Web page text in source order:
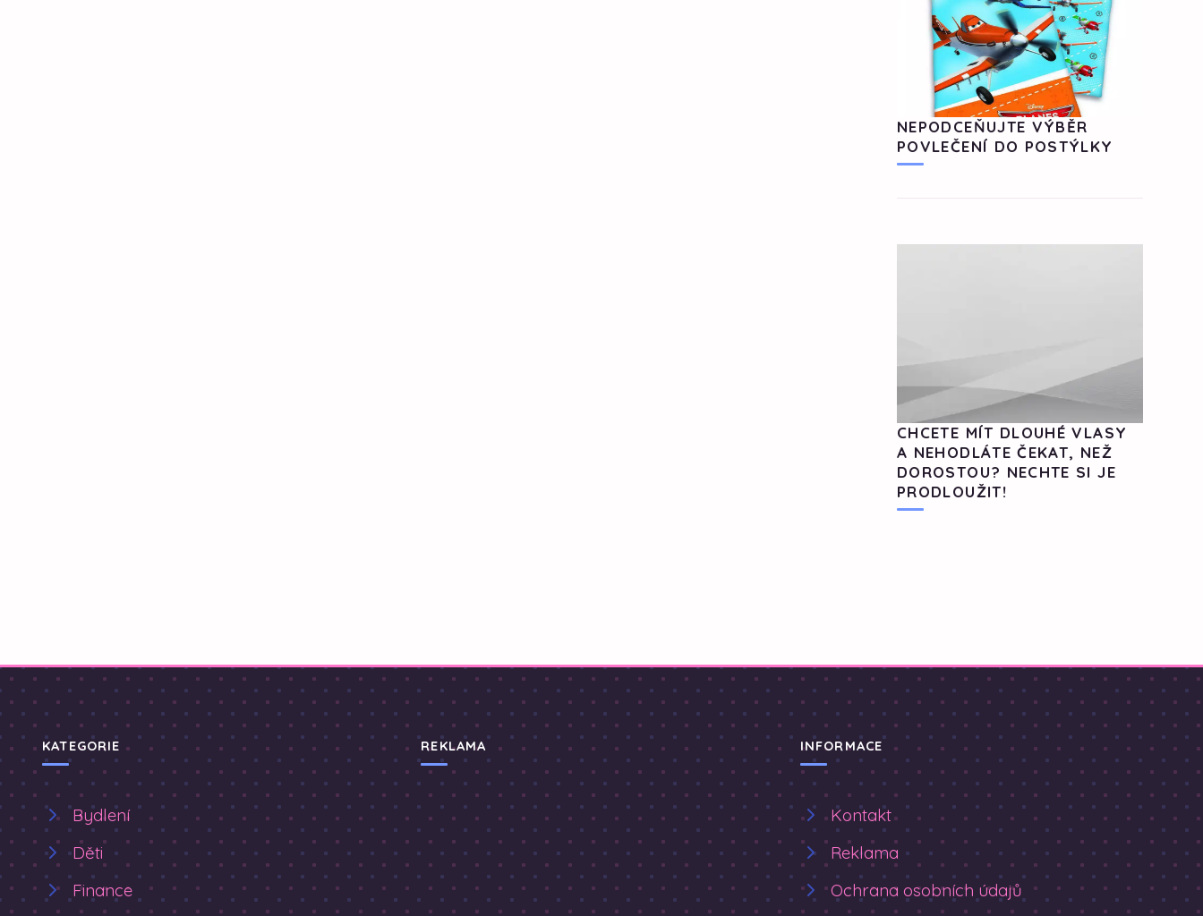
NEPODCEŇUJTE VÝBĚR
POVLEČENÍ DO POSTÝLKY
CHCETE MÍT DLOUHÉ VLASY
A NEHODLÁTE ČEKAT, NEŽ
DOROSTOU? NECHTE SI JE
PRODLOUŽIT!
KATEGORIE
Bydlení
Děti
Finance
REKLAMA INFORMACE
Kontakt
Reklama
Ochrana osobních údajů